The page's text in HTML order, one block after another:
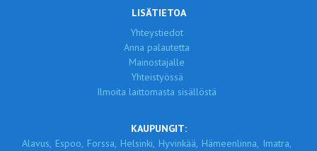
LISÄTIETOA
Yhteystiedot
Anna palautetta
Mainostajalle
Yhteistyössä
Ilmoita laittomasta sisällöstä
KAUPUNGIT:
Alavus, Espoo, Forssa, Helsinki, Hyvinkää, Hämeenlinna, Imatra,